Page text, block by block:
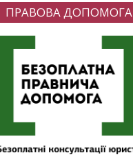
ПРАВОВА ДОПОМОГА